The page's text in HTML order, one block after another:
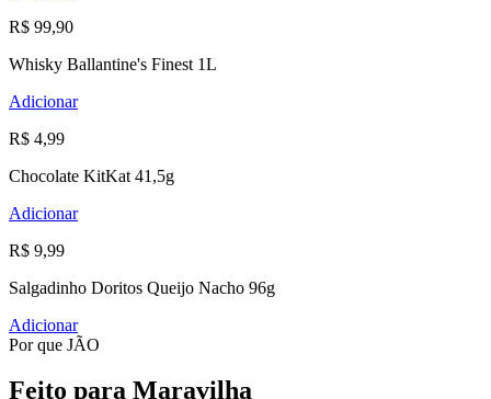
R$ 99,90
Whisky Ballantine's Finest 1L
Adicionar
R$ 4,99
Chocolate KitKat 41,5g
Adicionar
R$ 9,99
Salgadinho Doritos Queijo Nacho 96g
Adicionar
Por que JÃO
Feito para Maravilha